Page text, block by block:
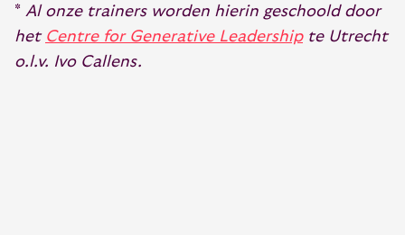
* Al onze trainers worden hierin geschoold door
het Centre for Generative Leadershipte Utrecht
o.l.v. Ivo Callens.